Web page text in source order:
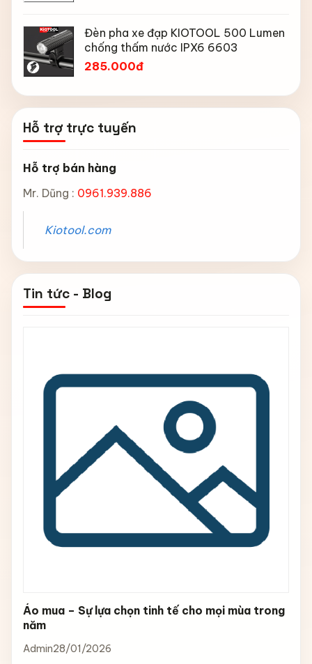
Đèn pha xe đạp KIOTOOL 500 Lumen
chống thấm nước IPX6 6603
285.000đ
Hỗ trợ trực tuyến
Hỗ trợ bán hàng
Mr. Dũng : 0961.939.886
Kiotool.com
Tin tức - Blog
Áo mua – Sự lựa chọn tinh tế cho mọi mùa trong
năm
Admin28/01/2026